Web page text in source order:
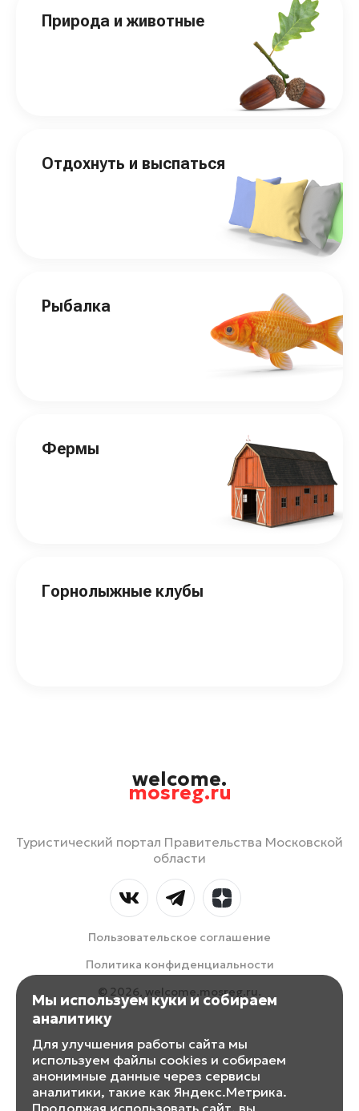
Природа и животные
Отдохнуть и выспаться
Рыбалка
Фермы
Горнолыжные клубы
welcome.
mosreg.ru
Туристический портал Правительства Московской
области
Пользовательское соглашение
Политика конфиденциальности
© 2026, welcome.mosreg.ru.
Мы используем куки и собираем
аналитику
Для улучшения работы сайта мы
используем файлы cookies и собираем
анонимные данные через сервисы
аналитики, такие как Яндекс.Метрика.
Продолжая использовать сайт, вы